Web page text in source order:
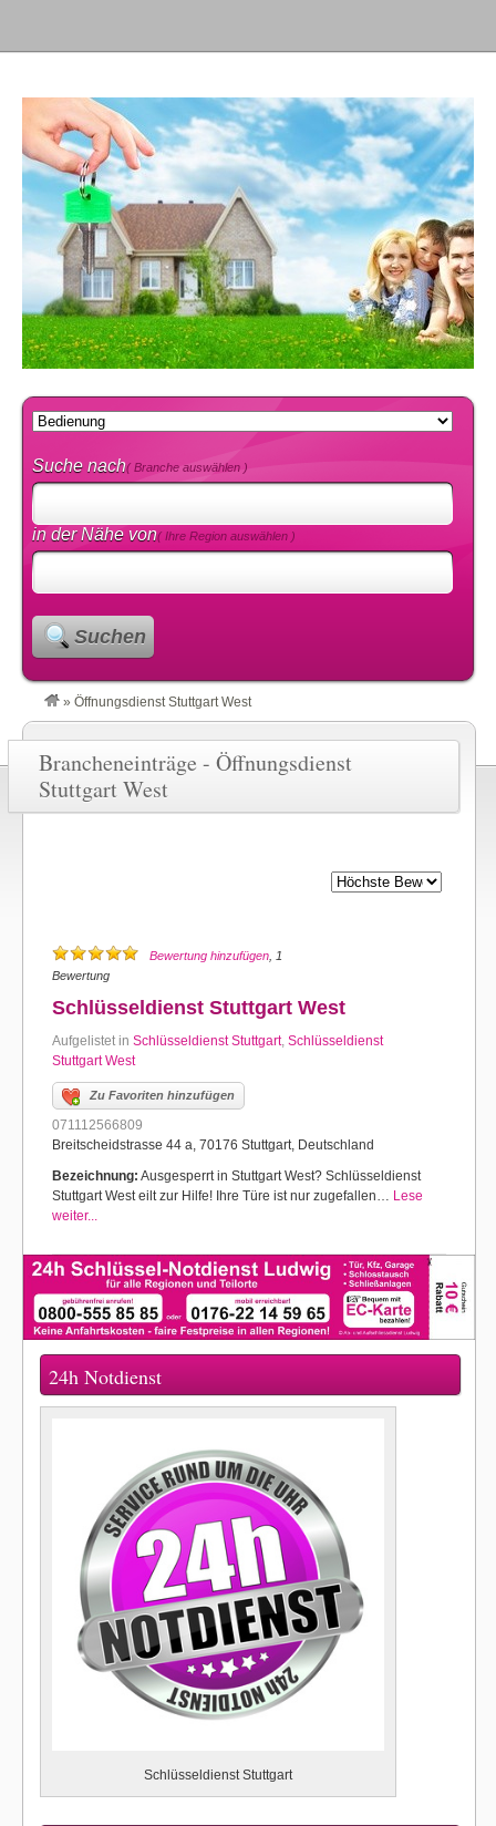
Suche nach( Branche auswählen )
in der Nähe von( Ihre Region auswählen )
Suchen
» Öffnungsdienst Stuttgart West
Brancheneinträge - Öffnungsdienst
Stuttgart West
Bewertung hinzufügen , 1
Bewertung
Schlüsseldienst Stuttgart West
Aufgelistet in Schlüsseldienst Stuttgart, Schlüsseldienst
Stuttgart West
Zu Favoriten hinzufügen
071112566809
Breitscheidstrasse 44 a, 70176 Stuttgart, Deutschland
Bezeichnung: Ausgesperrt in Stuttgart West? Schlüsseldienst
Stuttgart West eilt zur Hilfe! Ihre Türe ist nur zugefallen… Lese
weiter...
24h Notdienst
Schlüsseldienst Stuttgart